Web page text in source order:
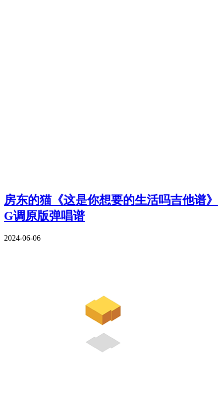
房东的猫《这是你想要的生活吗吉他谱》
G调原版弹唱谱
2024-06-06